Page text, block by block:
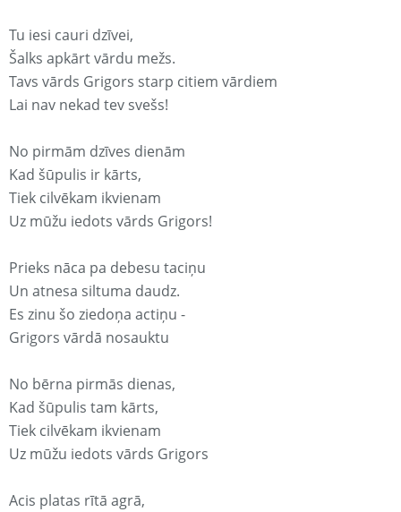
Tu iesi cauri dzīvei,
Šalks apkārt vārdu mežs.
Tavs vārds Grigors starp citiem vārdiem
Lai nav nekad tev svešs!
No pirmām dzīves dienām
Kad šūpulis ir kārts,
Tiek cilvēkam ikvienam
Uz mūžu iedots vārds Grigors!
Prieks nāca pa debesu taciņu
Un atnesa siltuma daudz.
Es zinu šo ziedoņa actiņu -
Grigors vārdā nosauktu
No bērna pirmās dienas,
Kad šūpulis tam kārts,
Tiek cilvēkam ikvienam
Uz mūžu iedots vārds Grigors
Acis platas rītā agrā,